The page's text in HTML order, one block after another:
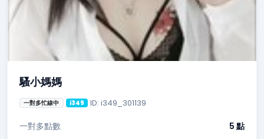
騷小媽媽
一對多忙線中 i349 ID: i349_301139
一對多點數 5 點